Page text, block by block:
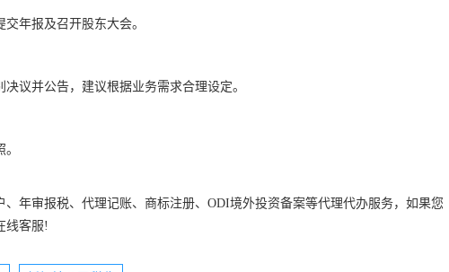
年报及召开股东大会。
议并公告，建议根据业务需求合理设定。
年审报税、代理记账、商标注册、ODI境外投资备案等代理代办服务，如果您
线客服!